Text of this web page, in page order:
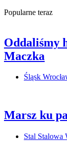
Popularne teraz
Oddaliśmy
Maczka
Śląsk
Marsz ku
Stal Stalowa